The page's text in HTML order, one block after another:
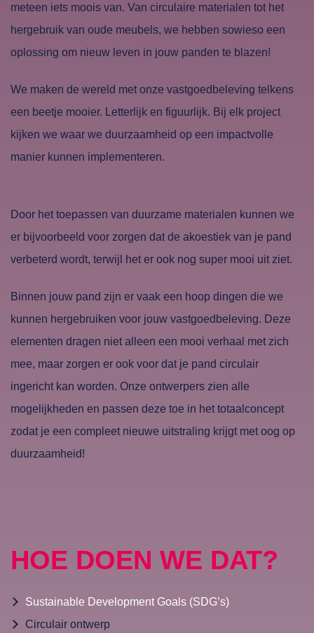
meteen iets moois van. Van circulaire materialen tot het
hergebruik van oude meubels, we hebben sowieso een
oplossing om nieuw leven in jouw panden te blazen!
We maken de wereld met onze vastgoedbeleving telkens
een beetje mooier. Letterlijk en figuurlijk. Bij elk project
kijken we waar we duurzaamheid op een impactvolle
manier kunnen implementeren.
Door het toepassen van duurzame materialen kunnen we
er bijvoorbeeld voor zorgen dat de akoestiek van je pand
verbeterd wordt, terwijl het er ook nog super mooi uit ziet.
Binnen jouw pand zijn er vaak een hoop dingen die we
kunnen hergebruiken voor jouw vastgoedbeleving. Deze
elementen dragen niet alleen een mooi verhaal met zich
mee, maar zorgen er ook voor dat je pand circulair
ingericht kan worden. Onze ontwerpers zien alle
mogelijkheden en passen deze toe in het totaalconcept
zodat je een compleet nieuwe uitstraling krijgt met oog op
duurzaamheid!
HOE DOEN WE DAT?
Sustainable Development Goals (SDG’s)
Circulair ontwerp